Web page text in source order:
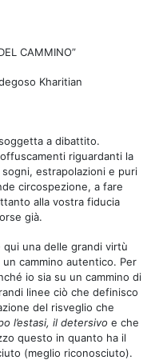
CAMMINO”
Kharitian
a dibattito.
riguardanti la
estrapolazioni e puri
circospezione, a fare
alla vostra fiducia
già.
qui una delle grandi virtù
cammino autentico. Per
io sia su un cammino di
linee ciò che definisco
del risveglio che
l’estasi, il detersivo e che
questo in quanto ha il
(meglio riconosciuto).